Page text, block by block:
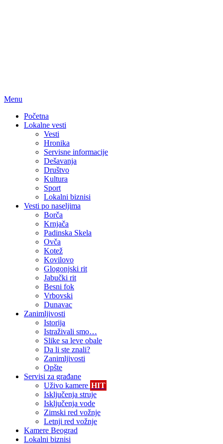
Menu
Početna
Lokalne vesti
Vesti
Hronika
Servisne informacije
Dešavanja
Društvo
Kultura
Sport
Lokalni biznisi
Vesti po naseljima
Borča
Krnjača
Padinska Skela
Ovča
Kotež
Kovilovo
Glogonjski rit
Jabučki rit
Besni fok
Vrbovski
Dunavac
Zanimljivosti
Istorija
Istraživali smo…
Slike sa leve obale
Da li ste znali?
Zanimljivosti
Opšte
Servisi za građane
Uživo kamere HIT
Isključenja struje
Isključenja vode
Zimski red vožnje
Letnji red vožnje
Kamere Beograd
Lokalni biznisi